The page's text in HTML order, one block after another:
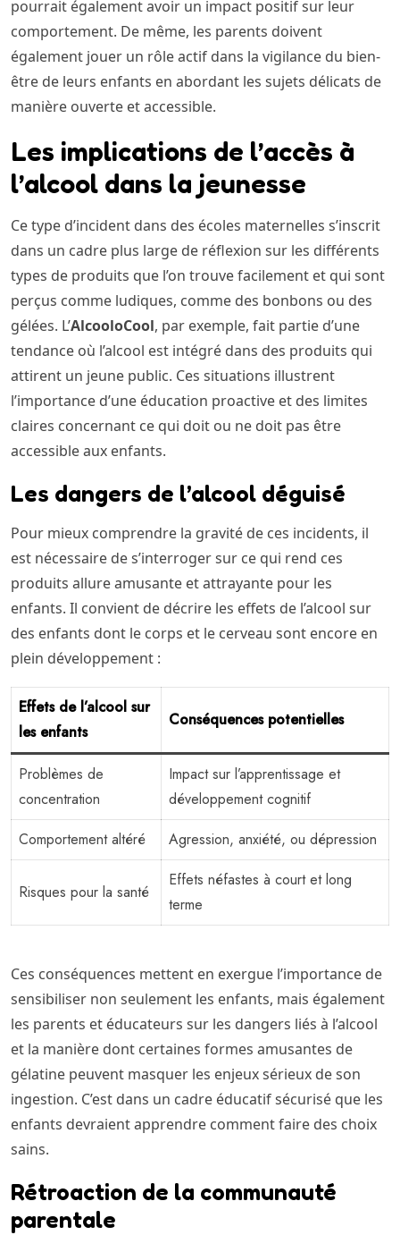
pourrait également avoir un impact positif sur leur
comportement. De même, les parents doivent
également jouer un rôle actif dans la vigilance du bien-
être de leurs enfants en abordant les sujets délicats de
manière ouverte et accessible.
Les implications de l’accès à
l’alcool dans la jeunesse
Ce type d’incident dans des écoles maternelles s’inscrit
dans un cadre plus large de réflexion sur les différents
types de produits que l’on trouve facilement et qui sont
perçus comme ludiques, comme des bonbons ou des
gélées. L’AlcooloCool, par exemple, fait partie d’une
tendance où l’alcool est intégré dans des produits qui
attirent un jeune public. Ces situations illustrent
l’importance d’une éducation proactive et des limites
claires concernant ce qui doit ou ne doit pas être
accessible aux enfants.
Les dangers de l’alcool déguisé
Pour mieux comprendre la gravité de ces incidents, il
est nécessaire de s’interroger sur ce qui rend ces
produits allure amusante et attrayante pour les
enfants. Il convient de décrire les effets de l’alcool sur
des enfants dont le corps et le cerveau sont encore en
plein développement :
Effets de l’alcool sur
les enfants
Conséquences potentielles
Problèmes de
concentration
Impact sur l’apprentissage et
développement cognitif
Comportement altéré
Agression, anxiété, ou dépression
Risques pour la santé
Effets néfastes à court et long
terme
Ces conséquences mettent en exergue l’importance de
sensibiliser non seulement les enfants, mais également
les parents et éducateurs sur les dangers liés à l’alcool
et la manière dont certaines formes amusantes de
gélatine peuvent masquer les enjeux sérieux de son
ingestion. C’est dans un cadre éducatif sécurisé que les
enfants devraient apprendre comment faire des choix
sains.
Rétroaction de la communauté
parentale